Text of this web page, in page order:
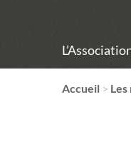
Accueil >